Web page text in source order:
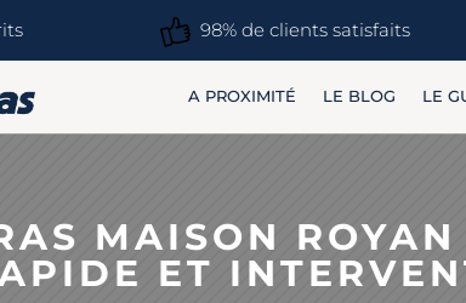
98% de clients satisfaits
A PROXIMITÉ LE BLOG LE
MAISON
ET